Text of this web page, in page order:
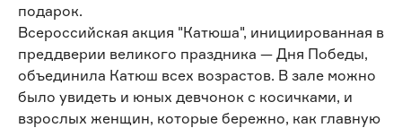
подарок.
Всероссийская акция "Катюша", инициированная в
преддверии великого праздника — Дня Победы,
объединила Катюш всех возрастов. В зале можно
было увидеть и юных девчонок с косичками, и
взрослых женщин, которые бережно, как главную